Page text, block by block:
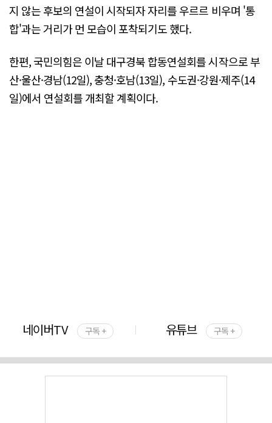
지 않는 후보의 연설이 시작되자 자리를 우르르 비우며 '통
합'과는 거리가 먼 모습이 포착되기도 했다.
한편, 국민의힘은 이날 대구경북 합동연설회를 시작으로 부
산·울산·경남(12일), 충청·호남(13일), 수도권·강원·제주(14
일)에서 연설회를 개최할 계획이다.
네이버TV 구독 + 유튜브 구독 +